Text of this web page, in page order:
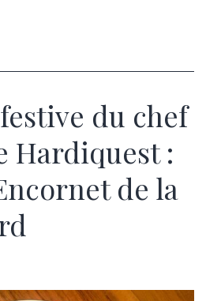
du chef
Hardiquest :
de la